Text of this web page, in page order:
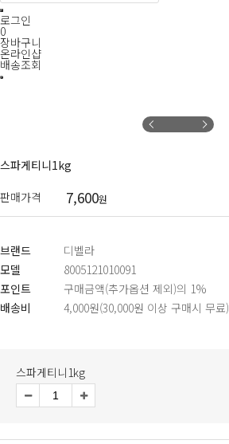
로그인
0
장바구니
온라인샵
배송조회
스파게티니1kg
판매가격 7,600원
브랜드
디벨라
모델
8005121010091
포인트
구매금액(추가옵션 제외)의 1%
배송비
4,000원(30,000원 이상 구매시 무료)
스파게티니1kg